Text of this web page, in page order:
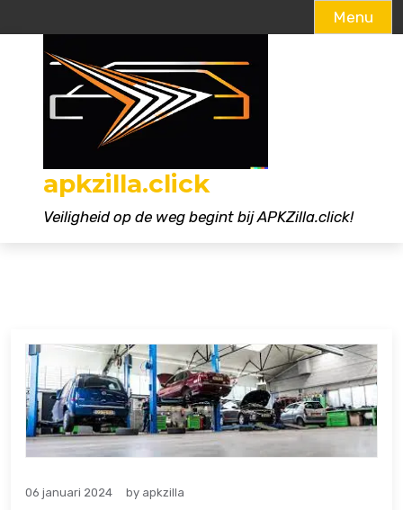
Menu
apkzilla.click
Veiligheid op de weg begint bij APKZilla.click!
06 januari 2024 by apkzilla